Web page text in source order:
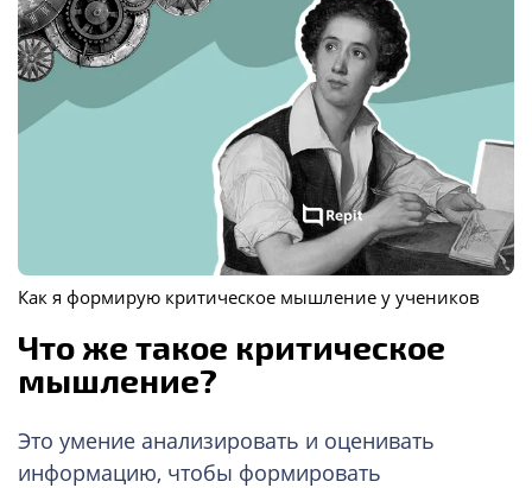
Как я формирую критическое мышление у учеников
Что же такое критическое
мышление?
Это умение анализировать и оценивать
информацию, чтобы формировать